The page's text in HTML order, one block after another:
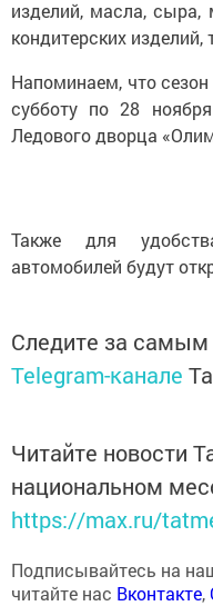
изделий, масла, сыра,
кондитерских изделий,
Напоминаем, что
субботу по 28
Ледового дворца
Также для
автомобилей будут
Следите за
Telegram-канале
Читайте новости
национальном
https://max.ru/
Подписывайтесь на
читайте нас Вконтакте,